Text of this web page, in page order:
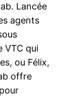
Lancée
agents
VTC qui
ou Félix,
offre